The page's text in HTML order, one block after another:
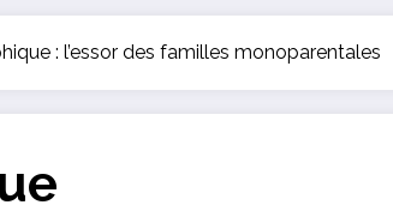
: l’essor des familles monoparentales